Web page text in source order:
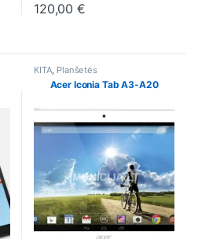
120,00€
This product has multiple
KITA, Planšetės
Acer Iconia Tab A3-A20